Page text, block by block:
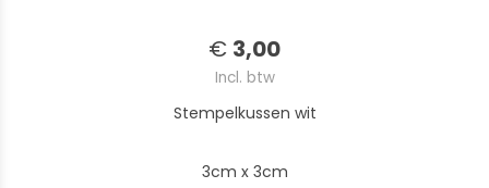
€ 3,00
Incl. btw
Stempelkussen wit
3cm x 3cm